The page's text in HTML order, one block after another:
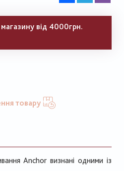
від 4000грн.
товару
Anchor визнані одними із